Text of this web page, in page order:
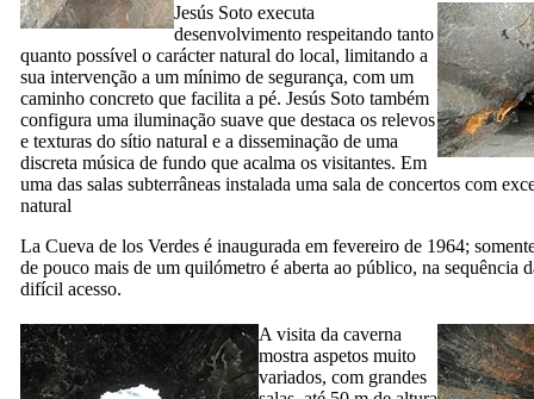
Jesús Soto executa
desenvolvimento respeitando tanto
quanto possível o carácter natural do local, limitando a
sua intervenção a um mínimo de segurança, com um
caminho concreto que facilita a pé. Jesús Soto também
configura uma iluminação suave que destaca os relevos
e texturas do sítio natural e a disseminação de uma
discreta música de fundo que acalma os visitantes. Em
uma das salas subterrâneas instalada uma sala de concertos com
natural
La Cueva de los Verdes é inaugurada em fevereiro de 1964;
de pouco mais de um quilómetro é aberta ao público, na sequência
difícil acesso.
A visita da caverna
mostra aspetos muito
variados, com grandes